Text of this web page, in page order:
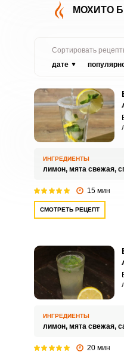
МОХИТО
Сортировать
дате
ИНГРЕДИЕНТЫ
лимон, мята свежая,
15 мин
СМОТРЕТЬ РЕЦЕПТ
ИНГРЕДИЕНТЫ
лимон, мята свежая,
20 мин